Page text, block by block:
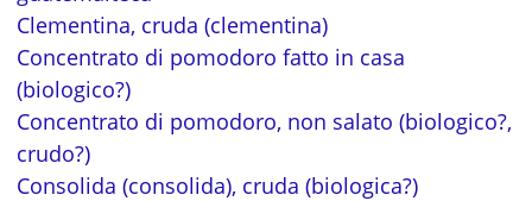
Clementina, cruda (clementina)
Concentrato di pomodoro fatto in casa
(biologico?)
Concentrato di pomodoro, non salato (biologico?,
crudo?)
Consolida (consolida), cruda (biologica?)